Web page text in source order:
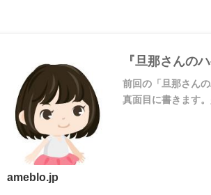
『旦那さんの
前回の「旦那さん
真面目に書きます
ameblo.jp